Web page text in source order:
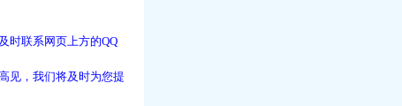
时联系网页上方的QQ
见，我们将及时为您提